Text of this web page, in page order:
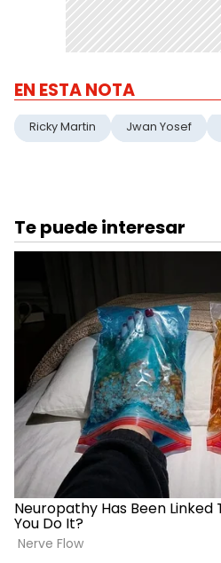
EN ESTA NOTA
Ricky Martin Jwan Yosef